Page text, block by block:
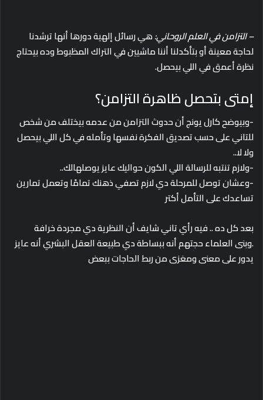
– التزامن في العلم الروحاني:هي رسائل إلهية دورها أنها ترشدنا
لحاجة معينة أو بتأكدلنا أننا ماشيين في التراك المظبوط وده بيحتاج
نظرة أعمق في اللي بيحصل.
إمتى بتحصل ظاهرة التزامن؟
-وبيوضح كارل يونج أن حدوث التزامن من عدمه بيختلف من شخص
للتاني على حسب تصديق الفكرة نفسها وتأمله في كل اللي بيحصل
ولا لا..
-ولازم تنتبه للرسالة اللي الكون حواليك عايز يوصلهالك..
-وعشان توصل للمرحلة دي لازم تصفي ذهنك تمامًا وتعمل تمارين
تساعدك على التأمل أكتر
بعد كل ده .. فيه رأي تاني شايف أن النظرية دي مجردة خرافة
.وبنى العلماء حجتهم أنه ببساطة دي طبيعة العقل البشري أنه عايز
يدور على معنى ومغزى من ربط الحاجات ببعض